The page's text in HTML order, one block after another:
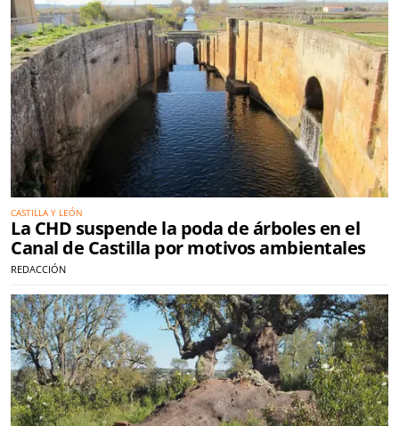
CASTILLA Y LEÓN
La CHD suspende la poda de árboles en el
Canal de Castilla por motivos ambientales
REDACCIÓN